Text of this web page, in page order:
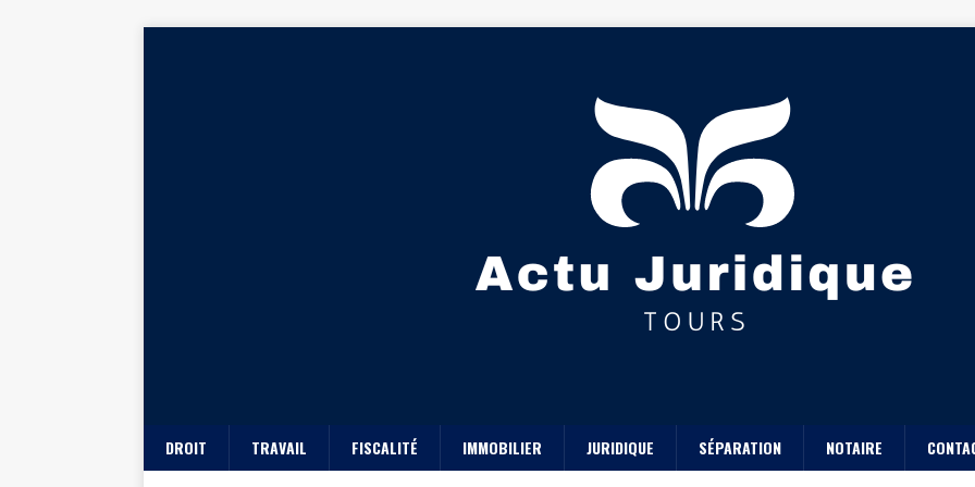
DROIT TRAVAIL FISCALITÉ IMMOBILIER JURIDIQUE SÉPARATION NOTAIRE